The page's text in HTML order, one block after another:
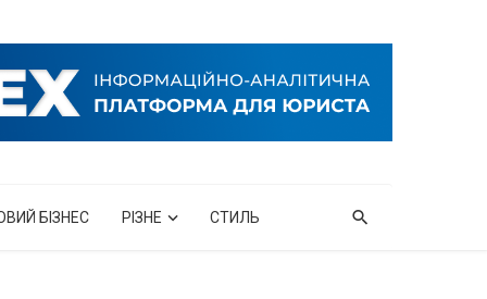
БІЗНЕС РІЗНЕ СТИЛЬ